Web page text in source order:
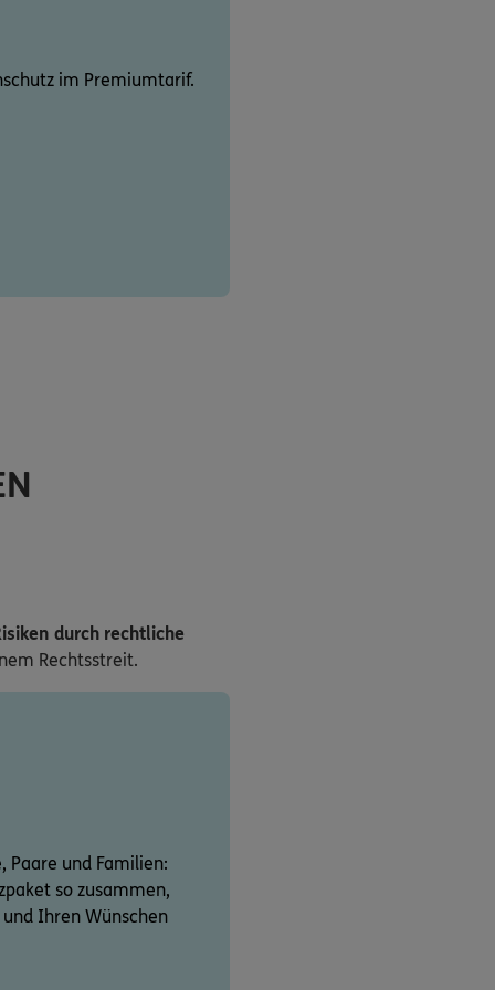
im Premiumtarif.
durch rechtliche
Rechtsstreit.
Paare und Familien:
so zusammen,
Ihren Wünschen